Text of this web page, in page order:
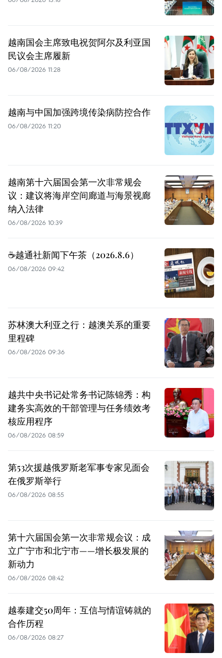
越南国会主席致电祝贺阿尔及利亚国
民议会主席履新
06/08/2026 11:28
越南与中国加强跨境传染病防控合作
06/08/2026 11:20
越南第十六届国会第一次非常规会
议：建议将海岸空间廊道与海景视廊
纳入法律
06/08/2026 10:39
☕️越通社新闻下午茶（2026.8.6）
06/08/2026 09:42
苏林澳大利亚之行：越澳关系的重要
里程碑
06/08/2026 09:36
越共中央书记处常务书记陈锦秀：构
建务实高效的干部管理与任务绩效考
核应用程序
06/08/2026 08:59
第53次援越俄罗斯老军事专家见面会
在俄罗斯举行
06/08/2026 08:55
第十六届国会第一次非常规会议：成
立广宁市和北宁市——增长极发展的
新动力
06/08/2026 08:42
越泰建交50周年：互信与情谊铸就的
合作历程
06/08/2026 08:27